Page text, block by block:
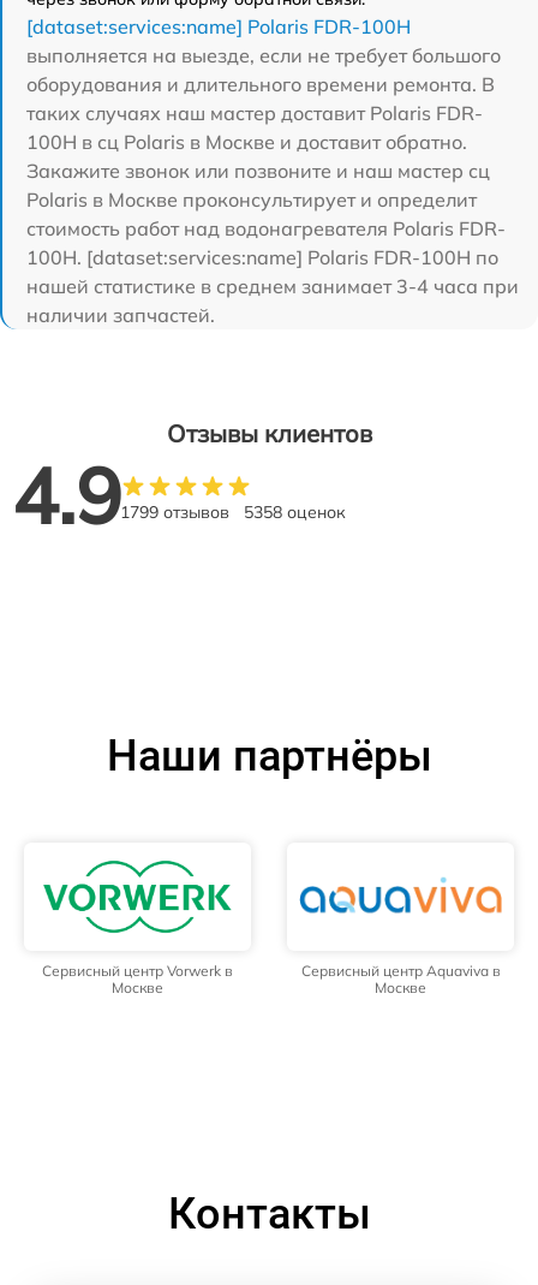
[dataset:services:name] Polaris FDR-100H
выполняется на выезде, если не требует большого
оборудования и длительного времени ремонта. В
таких случаях наш мастер доставит Polaris FDR-
100H в сц Polaris в Москве и доставит обратно.
Закажите звонок или позвоните и наш мастер сц
Polaris в Москве проконсультирует и определит
стоимость работ над водонагревателя Polaris FDR-
100H. [dataset:services:name] Polaris FDR-100H по
нашей статистике в среднем занимает 3-4 часа при
наличии запчастей.
Отзывы клиентов
4.91799 отзывов 5358 оценок
Наши партнёры
Сервисный центр Vorwerk в
Москве
Сервисный центр Aquaviva в
Москве
Контакты